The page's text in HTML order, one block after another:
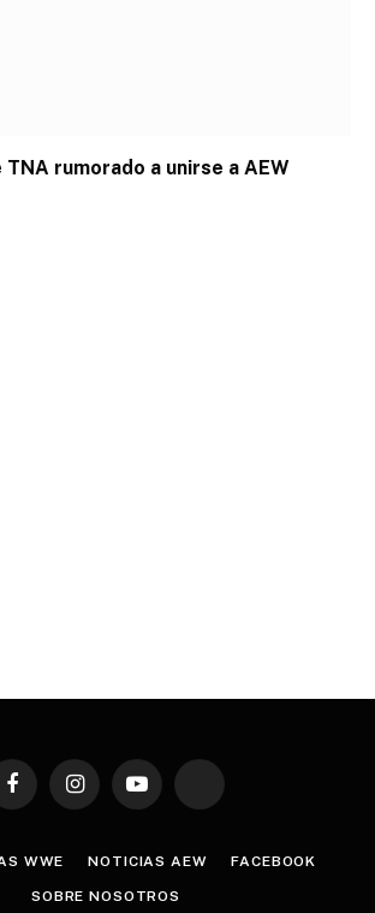
TNA rumorado a unirse a AEW
FacebookInstagramYouTube TikTok
WWE NOTICIAS AEW FACEBOOK
SOBRE NOSOTROS